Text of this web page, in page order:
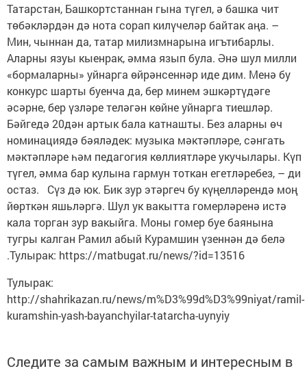
Татарстан, Башкортстаннан гына түгел, ә башка чит
төбәкләрдән дә нота сорап килүчеләр байтак аңа. –
Мин, чыннан да, татар милизмнарына игътибарлы.
Аларны язуы кыенрак, әмма язып була. Әнә шул милли
«бормаларны» уйнарга өйрәнсеннәр иде дим. Менә бу
конкурс шарты буенча да, бер минем эшкәртүдәге
әсәрне, бер үзләре теләгән көйне уйнарга тиешләр.
Бәйгедә 20дән артык бала катнашты. Без аларны өч
номинациядә бәяләдек: музыка мәктәпләре, сәнгать
мәктәпләре һәм педагогия көллият­ләре укучылары. Күп
түгел, әмма бар кулына гармун тоткан егетләребез, – ди
остаз. Сүз дә юк. Бик зур этәргеч бу күңелләрендә моң
йөрткән яшьләргә. Шул ук вакытта гомерләренә истә
кала торган зур вакыйга. Моны гомер буе баянына
тугры калган Рамил абый Курамшин үзеннән дә белә
.Тулырак: https://matbugat.ru/news/?id=13516
Тулырак:
http://shahrikazan.ru/news/m%D3%99d%D3%99niyat/ramil-
kuramshin-yash-bayanchyilar-tatarcha-uynyiy
Следите за самым важным и интересным в